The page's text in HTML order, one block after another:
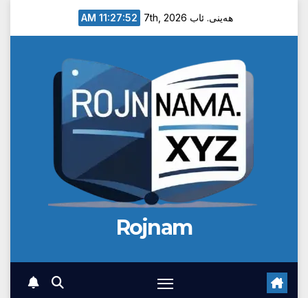
هەینی. ئاب 7th, 2026 11:27:53 AM
Rojnam